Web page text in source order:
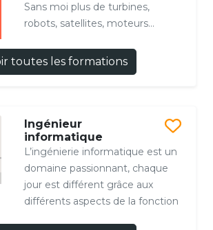
Sans moi plus de turbines,
robots, satellites, moteurs...
toutes les formations
Ingénieur
informatique
L’ingénierie informatique est un
domaine passionnant, chaque
jour est différent grâce aux
différents aspects de la fonction